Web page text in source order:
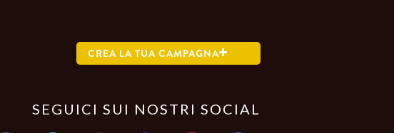
CREA LA TUA CAMPAGNA
SEGUICI SUI NOSTRI SOCIAL